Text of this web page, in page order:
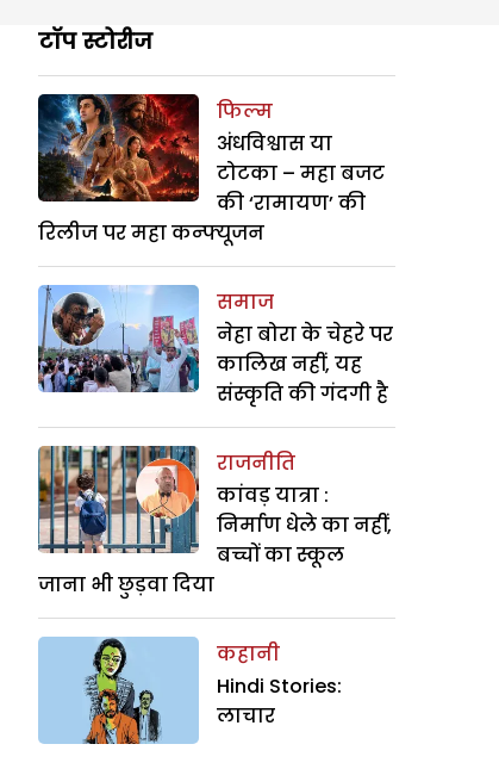
टॉप स्टोरीज
फिल्म
अंधविश्वास या
टोटका – महा बजट
की ‘रामायण’ की
रिलीज पर महा कन्फ्यूजन
समाज
नेहा बोरा के चेहरे पर
कालिख नहीं, यह
संस्कृति की गंदगी है
राजनीति
कांवड़ यात्रा :
निर्माण धेले का नहीं,
बच्चों का स्कूल
जाना भी छुड़वा दिया
कहानी
Hindi Stories:
लाचार